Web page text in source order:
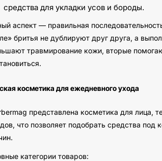
средства для укладки усов и бороды.
аспект — правильная
бритья не дублируют друг друга, а
травмирование кожи, вторые
косметика для ежедневного ухода
представлена косметика для лица,
что позволяет подобрать средства под
категории товаров: